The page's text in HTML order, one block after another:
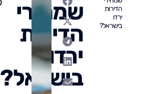
הדירות
ירדו
בישראל?
שמחירי
הדירות
ירדו
בישראל?